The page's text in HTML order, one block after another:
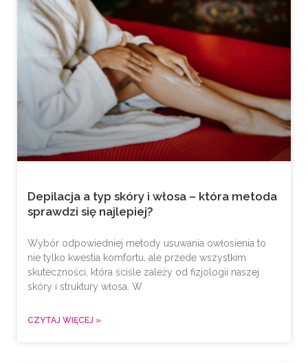
Depilacja a typ skóry i włosa – która metoda
sprawdzi się najlepiej?
Wybór odpowiedniej metody usuwania owłosienia to
nie tylko kwestia komfortu, ale przede wszystkim
skuteczności, która ściśle zależy od fizjologii naszej
skóry i struktury włosa. W
CZYTAJ WIĘCEJ »